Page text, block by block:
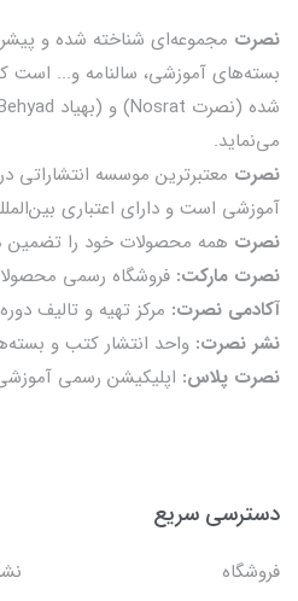
نصرت مجموعه‌ای شناخته شده و
بسته‌های آموزشی، سالنامه و...
می‌نماید.
نصرت معتبرترین موسسه
آموزشی است و دارای اعتباری
نصرت همه محصولات خود را تضمين
نصرت مارکت: فروشگاه رسمی
آکادمی نصرت: مرکز تهیه و تالیف
نشر نصرت: واحد انتشار کتب و
نصرت پلاس: اپلیکیشن رسمی
دسترسی سریع
فروشگاه